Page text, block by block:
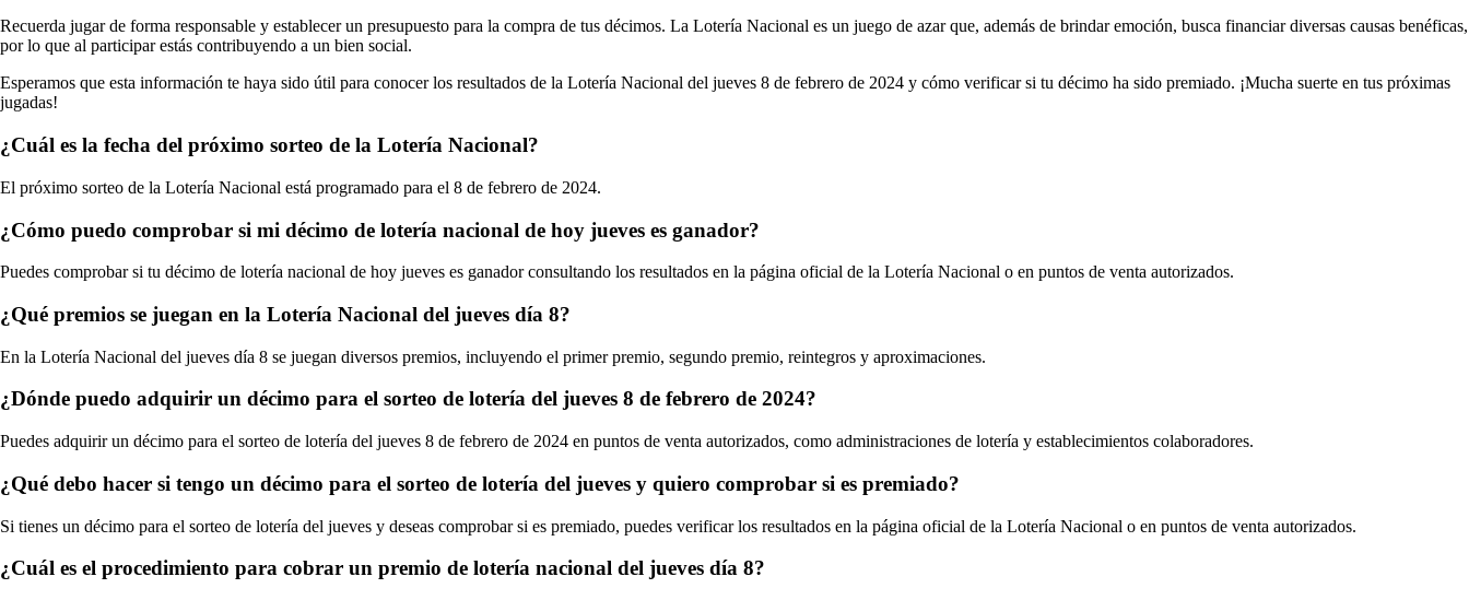
Recuerda jugar de forma responsable y establecer un presupuesto para la compra de tus décimos. La Lotería Nacional es un juego de azar que, además de brindar emoción, busca financiar diversas causas benéficas,
por lo que al participar estás contribuyendo a un bien social.
Esperamos que esta información te haya sido útil para conocer los resultados de la Lotería Nacional del jueves 8 de febrero de 2024 y cómo verificar si tu décimo ha sido premiado. ¡Mucha suerte en tus próximas
jugadas!
¿Cuál es la fecha del próximo sorteo de la Lotería Nacional?
El próximo sorteo de la Lotería Nacional está programado para el 8 de febrero de 2024.
¿Cómo puedo comprobar si mi décimo de lotería nacional de hoy jueves es ganador?
Puedes comprobar si tu décimo de lotería nacional de hoy jueves es ganador consultando los resultados en la página oficial de la Lotería Nacional o en puntos de venta autorizados.
¿Qué premios se juegan en la Lotería Nacional del jueves día 8?
En la Lotería Nacional del jueves día 8 se juegan diversos premios, incluyendo el primer premio, segundo premio, reintegros y aproximaciones.
¿Dónde puedo adquirir un décimo para el sorteo de lotería del jueves 8 de febrero de 2024?
Puedes adquirir un décimo para el sorteo de lotería del jueves 8 de febrero de 2024 en puntos de venta autorizados, como administraciones de lotería y establecimientos colaboradores.
¿Qué debo hacer si tengo un décimo para el sorteo de lotería del jueves y quiero comprobar si es premiado?
Si tienes un décimo para el sorteo de lotería del jueves y deseas comprobar si es premiado, puedes verificar los resultados en la página oficial de la Lotería Nacional o en puntos de venta autorizados.
¿Cuál es el procedimiento para cobrar un premio de lotería nacional del jueves día 8?